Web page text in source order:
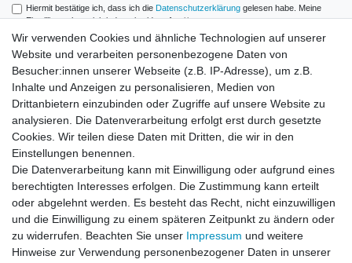
Hiermit bestätige ich, dass ich die Daten­schutz­erklärunggelesen habe. Meine
Einwilligung kann ich jederzeit widerrufen.**
Abonnieren
** Hierbei handelt es sich um ein Pflichtfeld.
Zahlung und Versand
Wir verwenden Cookies und ähnliche Technologien auf unserer
Website und verarbeiten personenbezogene Daten von
Besucher:innen unserer Webseite (z.B. IP-Adresse), um z.B.
Inhalte und Anzeigen zu personalisieren, Medien von
Drittanbietern einzubinden oder Zugriffe auf unsere Website zu
analysieren. Die Datenverarbeitung erfolgt erst durch gesetzte
Cookies. Wir teilen diese Daten mit Dritten, die wir in den
Einstellungen benennen.
Die Datenverarbeitung kann mit Einwilligung oder aufgrund eines
berechtigten Interesses erfolgen. Die Zustimmung kann erteilt
oder abgelehnt werden. Es besteht das Recht, nicht einzuwilligen
und die Einwilligung zu einem späteren Zeitpunkt zu ändern oder
zu widerrufen. Beachten Sie unser Impressum und weitere
Hinweise zur Verwendung personenbezogener Daten in unserer